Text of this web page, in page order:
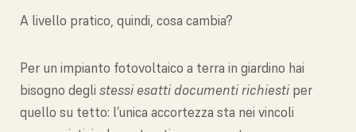
A livello pratico, quindi, cosa cambia?
Per un impianto fotovoltaico a terra in giardino hai
bisogno degli stessi esatti documenti richiestiper
quello su tetto: l’unica accortezza sta nei vincoli